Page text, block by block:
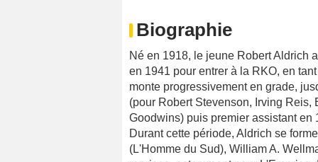
Biographie
Né en 1918, le jeune Robert Aldrich
en 1941 pour entrer à la RKO, en
monte progressivement en grade,
(pour Robert Stevenson, Irving
Goodwins) puis premier assistant en
Durant cette période, Aldrich se
(L'Homme du Sud), William A.